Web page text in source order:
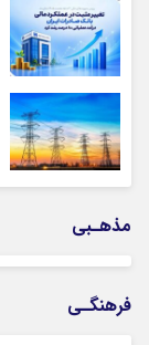
مذهـبی
فرهنگـی